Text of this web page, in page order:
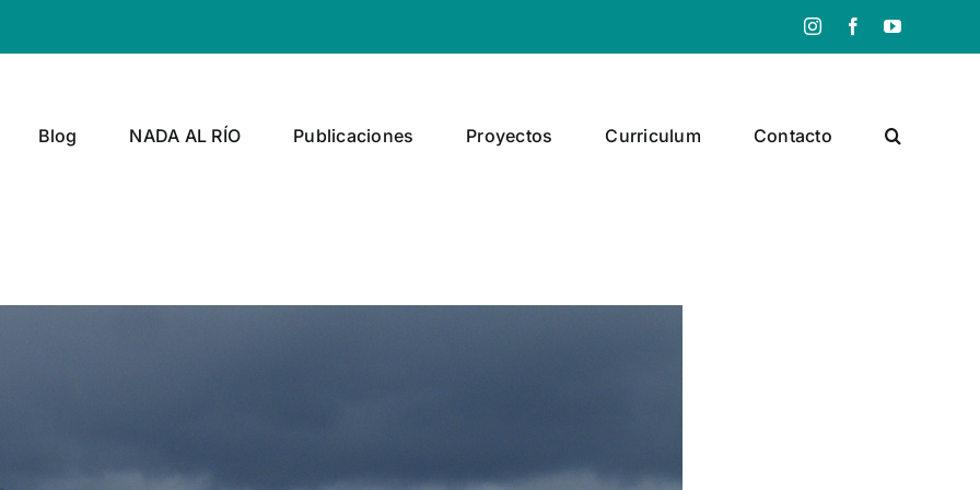
InstagramFacebookYouTube
Blog NADA AL RÍO Publicaciones Proyectos Curriculum Contacto